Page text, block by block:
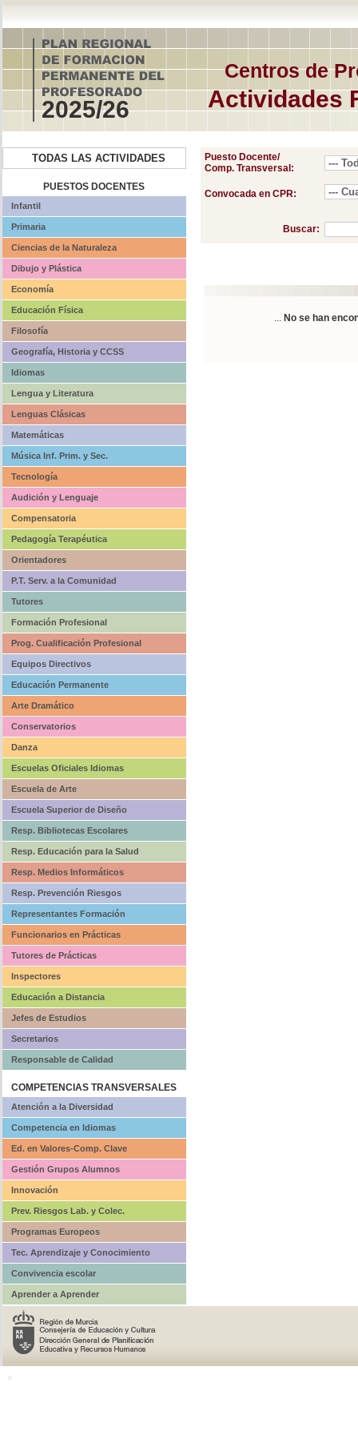
Centros de
Actividades
2025/26
TODAS LAS ACTIVIDADES
PUESTOS DOCENTES
Infantil
Primaria
Ciencias de la Naturaleza
Dibujo y Plástica
Economía
Educación Física
Filosofía
Geografía, Historia y CCSS
Idiomas
Lengua y Literatura
Lenguas Clásicas
Matemáticas
Música Inf. Prim. y Sec.
Tecnología
Audición y Lenguaje
Compensatoria
Pedagogía Terapéutica
Orientadores
P.T. Serv. a la Comunidad
Tutores
Formación Profesional
Prog. Cualificación Profesional
Equipos Directivos
Educación Permanente
Arte Dramático
Conservatorios
Danza
Escuelas Oficiales Idiomas
Escuela de Arte
Escuela Superior de Diseño
Resp. Bibliotecas Escolares
Resp. Educación para la Salud
Resp. Medios Informáticos
Resp. Prevención Riesgos
Representantes Formación
Funcionarios en Prácticas
Tutores de Prácticas
Inspectores
Educación a Distancia
Jefes de Estudios
Secretarios
Responsable de Calidad
COMPETENCIAS TRANSVERSALES
Atención a la Diversidad
Competencia en Idiomas
Ed. en Valores-Comp. Clave
Gestión Grupos Alumnos
Innovación
Prev. Riesgos Lab. y Colec.
Programas Europeos
Tec. Aprendizaje y Conocimiento
Convivencia escolar
Aprender a Aprender
Puesto Docente/
Comp. Transversal:
Convocada en CPR:
Buscar:
... No se han
o